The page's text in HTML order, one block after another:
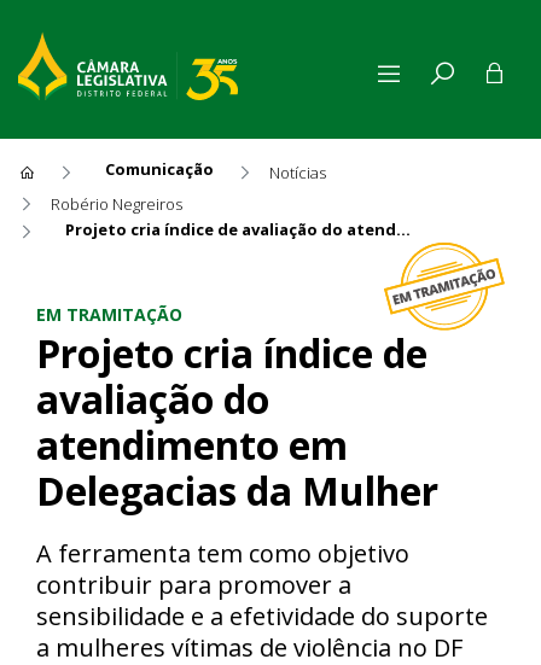
Comunicação
Notícias
Robério Negreiros
Projeto cria índice de avaliação do atendimento em Delegacias da Mulher
Projeto cria índice de
EM TRAMITAÇÃO
Projeto cria índice de
avaliação do
atendimento em
Delegacias da Mulher
A ferramenta tem como objetivo
contribuir para promover a
sensibilidade e a efetividade do suporte
a mulheres vítimas de violência no DF